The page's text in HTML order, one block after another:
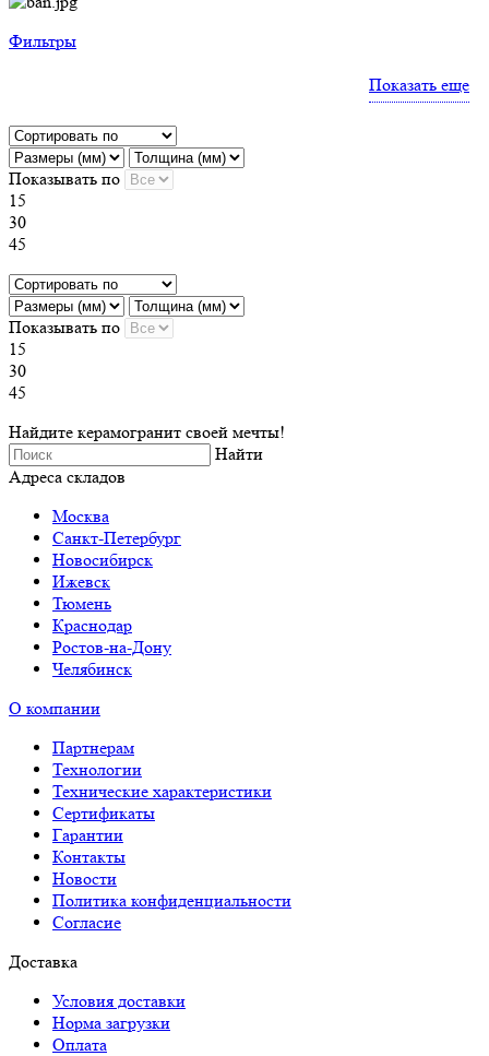
Фильтры
Показать еще
Показывать по
15
30
45
Показывать по
15
30
45
Найдите керамогранит своей мечты!
Найти
Адреса складов
Москва
Санкт-Петербург
Новосибирск
Ижевск
Тюмень
Краснодар
Ростов-на-Дону
Челябинск
О компании
Партнерам
Технологии
Технические характеристики
Сертификаты
Гарантии
Контакты
Новости
Политика конфиденциальности
Согласие
Доставка
Условия доставки
Норма загрузки
Оплата